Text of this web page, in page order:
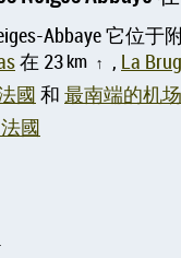
Abbaye 它位于
在 23km ↑ , La
國 和 最南端的机
國